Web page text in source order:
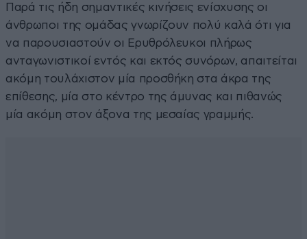
Παρά τις ήδη σημαντικές κινήσεις ενίσχυσης οι
άνθρωποι της ομάδας γνωρίζουν πολύ καλά ότι για
να παρουσιαστούν οι Ερυθρόλευκοι πλήρως
ανταγωνιστικοί εντός και εκτός συνόρων, απαιτείται
ακόμη τουλάχιστον μία προσθήκη στα άκρα της
επίθεσης, μία στο κέντρο της άμυνας και πιθανώς
μία ακόμη στον άξονα της μεσαίας γραμμής.